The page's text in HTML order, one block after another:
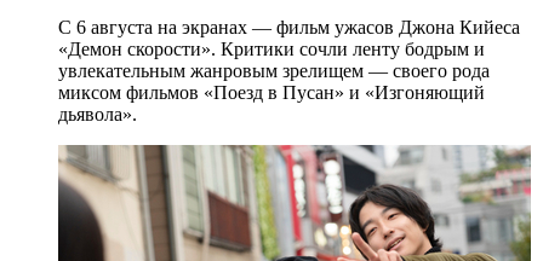
С 6 августа на экранах — фильм ужасов Джона Кийеса
«Демон скорости». Критики сочли ленту бодрым и
увлекательным жанровым зрелищeм — своего рода
миксом фильмов «Поезд в Пусан» и «Изгоняющий
дьявола».